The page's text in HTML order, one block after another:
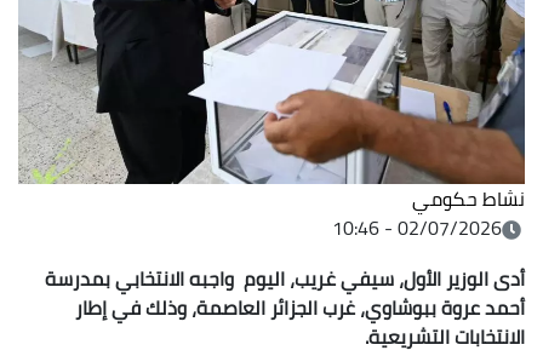
نشاط حكومي
02/07/2026 - 10:46
أدى الوزير الأول، سيفي غريب، اليوم واجبه الانتخابي بمدرسة
أحمد عروة ببوشاوي، غرب الجزائر العاصمة، وذلك في إطار
الانتخابات التشريعية.